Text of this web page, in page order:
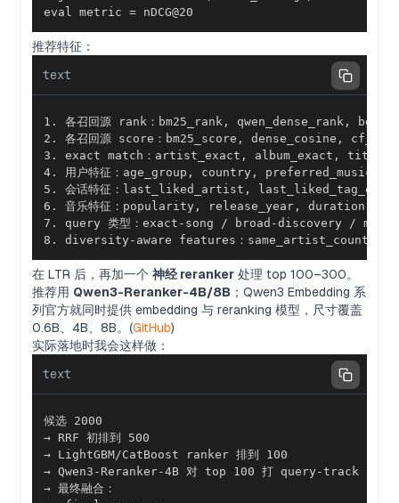
eval metric = nDCG@20
推荐特征：
text
8. diversity-aware features：
在 LTR 后，再加一个 神经 reranker 处理 top 100–300。
推荐用 Qwen3-Reranker-4B/8B ；Qwen3 Embedding 系
列官方就同时提供 embedding 与 reranking 模型，尺寸覆盖
0.6B、4B、8B。(GitHub)
实际落地时我会这样做：
text